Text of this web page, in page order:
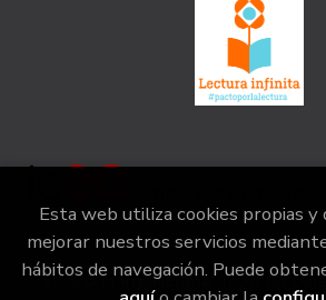
2026 ©la irreductible . Todos los
Esta web utiliza cookies propias
mejorar nuestros servicios
hábitos de navegación. Puede